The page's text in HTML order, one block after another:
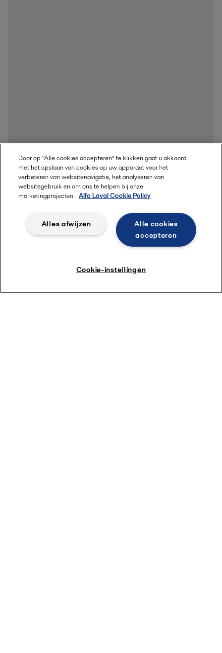
Door op “Alle cookies accepteren” te klikken gaat u akkoord
met het opslaan van cookies op uw apparaat voor het
verbeteren van websitenavigatie, het analyseren van
websitegebruik en om ons te helpen bij onze
marketingprojecten. Alfa Laval Cookie Policy
Alle cookies
accepteren
Alles afwijzen
Cookie-instellingen